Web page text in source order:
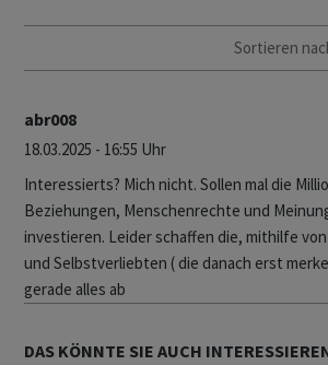
Sortieren
abr008
18.03.2025 - 16:55 Uhr
Interessierts? Mich nicht. Sollen mal die
Beziehungen, Menschenrechte und
investieren. Leider schaffen die, mithilfe
und Selbstverliebten ( die danach erst
gerade alles ab
DAS KÖNNTE SIE AUCH